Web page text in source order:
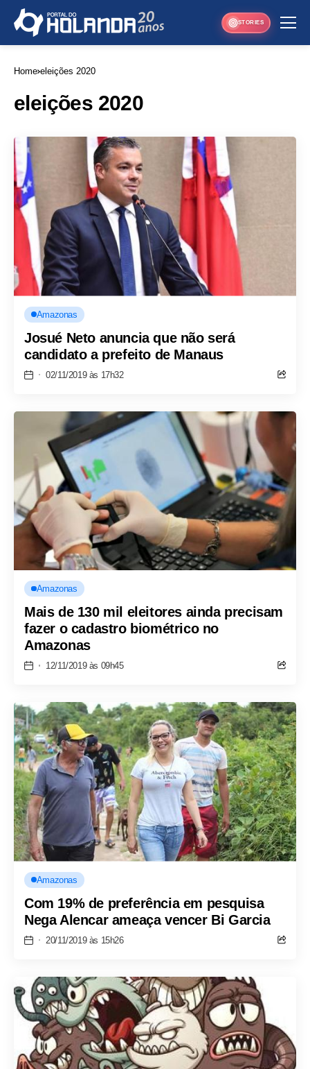
STORIES
Home eleições 2020
eleições 2020
Amazonas
Josué Neto anuncia que não será
candidato a prefeito de Manaus
02/11/2019 às 17h32
Amazonas
Mais de 130 mil eleitores ainda precisam
fazer o cadastro biométrico no
Amazonas
12/11/2019 às 09h45
Amazonas
Com 19% de preferência em pesquisa
Nega Alencar ameaça vencer Bi Garcia
20/11/2019 às 15h26